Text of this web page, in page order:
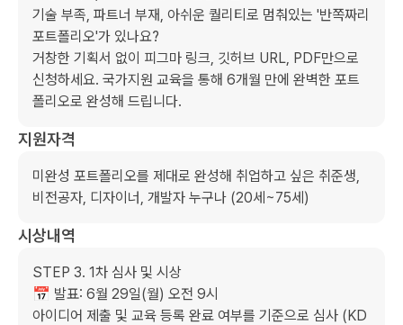
기술 부족, 파트너 부재, 아쉬운 퀄리티로 멈춰있는 '반쪽짜리
포트폴리오'가 있나요?
거창한 기획서 없이 피그마 링크, 깃허브 URL, PDF만으로
신청하세요. 국가지원 교육을 통해 6개월 만에 완벽한 포트
폴리오로 완성해 드립니다.
지원자격
미완성 포트폴리오를 제대로 완성해 취업하고 싶은 취준생,
비전공자, 디자이너, 개발자 누구나 (20세~75세)
시상내역
STEP 3. 1차 심사 및 시상
📅 발표: 6월 29일(월) 오전 9시
아이디어 제출 및 교육 등록 완료 여부를 기준으로 심사 (KD